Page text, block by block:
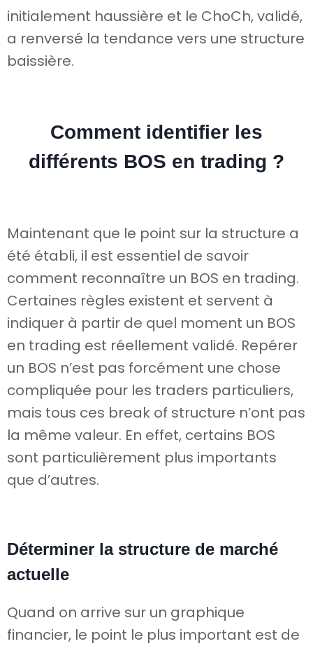
initialement haussière et le ChoCh, validé,
a renversé la tendance vers une structure
baissière.
Comment identifier les
différents BOS en trading ?
Maintenant que le point sur la structure a
été établi, il est essentiel de savoir
comment reconnaître un BOS en trading.
Certaines règles existent et servent à
indiquer à partir de quel moment un BOS
en trading est réellement validé. Repérer
un BOS n’est pas forcément une chose
compliquée pour les traders particuliers,
mais tous ces break of structure n’ont pas
la même valeur. En effet, certains BOS
sont particulièrement plus importants
que d’autres.
Déterminer la structure de marché
actuelle
Quand on arrive sur un graphique
financier, le point le plus important est de